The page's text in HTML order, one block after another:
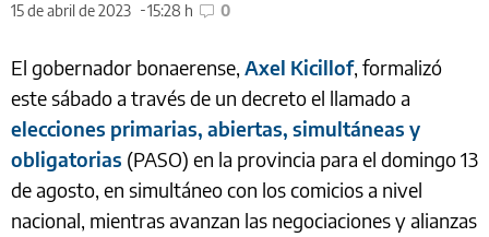
15 de abril de 2023
15:28 h 0
El gobernador bonaerense, Axel Kicillof, formalizó
este sábado a través de un decreto el llamado a
elecciones primarias, abiertas, simultáneas y
obligatorias (PASO) en la provincia para el domingo 13
de agosto, en simultáneo con los comicios a nivel
nacional, mientras avanzan las negociaciones y alianzas